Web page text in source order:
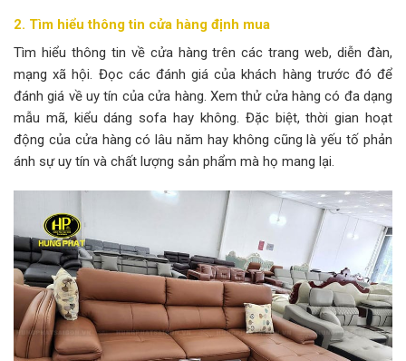
2. Tìm hiểu thông tin cửa hàng định mua
Tìm hiểu thông tin về cửa hàng trên các trang web, diễn đàn,
mạng xã hội. Đọc các đánh giá của khách hàng trước đó để
đánh giá về uy tín của cửa hàng. Xem thử cửa hàng có đa dạng
mẫu mã, kiểu dáng sofa hay không. Đặc biệt, thời gian hoạt
động của cửa hàng có lâu năm hay không cũng là yếu tố phản
ánh sự uy tín và chất lượng sản phẩm mà họ mang lại.